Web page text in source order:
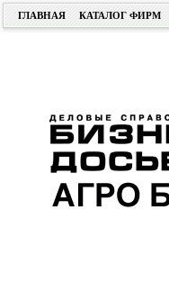
ГЛАВНАЯ КАТАЛОГ ФИРМ